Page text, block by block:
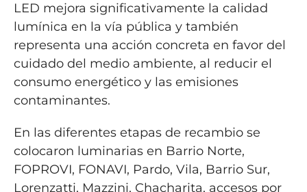
LED mejora significativamente la calidad
lumínica en la vía pública y también
representa una acción concreta en favor del
cuidado del medio ambiente, al reducir el
consumo energético y las emisiones
contaminantes.
En las diferentes etapas de recambio se
colocaron luminarias en Barrio Norte,
FOPROVI, FONAVI, Pardo, Vila, Barrio Sur,
Lorenzatti, Mazzini, Chacharita, accesos por